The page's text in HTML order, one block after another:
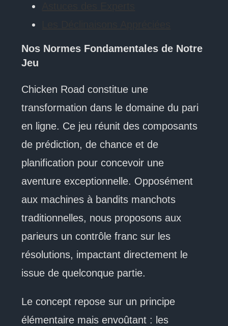
Nos Normes Fondamentales de Notre
Jeu
Chicken Road constitue une
transformation dans le domaine du pari
en ligne. Ce jeu réunit des composants
de prédiction, de chance et de
planification pour concevoir une
aventure exceptionnelle. Opposément
aux machines à bandits manchots
traditionnelles, nous proposons aux
parieurs un contrôle franc sur les
résolutions, impactant directement le
issue de quelconque partie.
Le concept repose sur un principe
élémentaire mais envoûtant : les